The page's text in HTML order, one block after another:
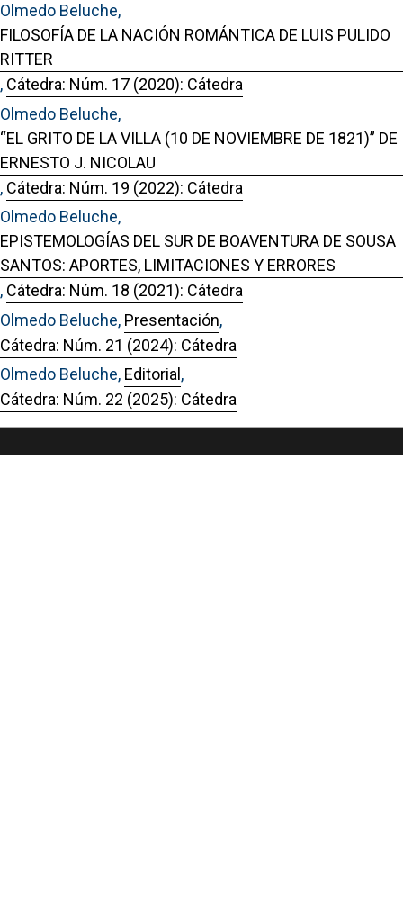
Olmedo Beluche,
FILOSOFÍA DE LA NACIÓN ROMÁNTICA DE LUIS PULIDO
RITTER
, Cátedra: Núm. 17 (2020): Cátedra
Olmedo Beluche,
“EL GRITO DE LA VILLA (10 DE NOVIEMBRE DE 1821)” DE
ERNESTO J. NICOLAU
, Cátedra: Núm. 19 (2022): Cátedra
Olmedo Beluche,
EPISTEMOLOGÍAS DEL SUR DE BOAVENTURA DE SOUSA
SANTOS: APORTES, LIMITACIONES Y ERRORES
, Cátedra: Núm. 18 (2021): Cátedra
Olmedo Beluche, Presentación,
Cátedra: Núm. 21 (2024): Cátedra
Olmedo Beluche, Editorial ,
Cátedra: Núm. 22 (2025): Cátedra